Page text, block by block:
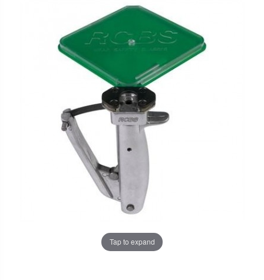
Tap to expand